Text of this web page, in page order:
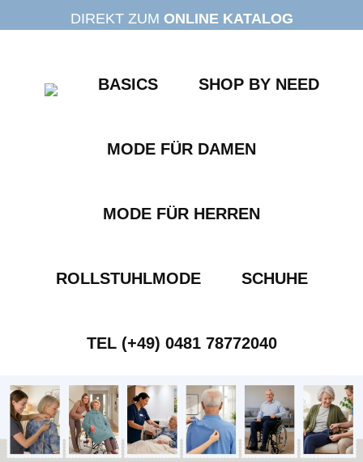
Inhalt
DIREKT ZUM ONLINE KATALOG
BASICS SHOP BY NEED
MODE FÜR DAMEN
MODE FÜR HERREN
ROLLSTUHLMODE SCHUHE
TEL (+49) 0481 78772040